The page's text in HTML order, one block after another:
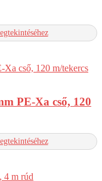
PE-Xa cső, 120